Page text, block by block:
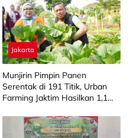
Jakarta
Munjirin Pimpin Panen
Serentak di 191 Titik, Urban
Farming Jaktim Hasilkan 1,1